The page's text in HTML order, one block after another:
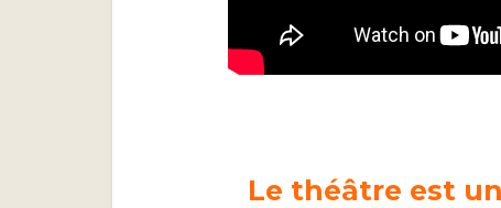
Le théâtre est